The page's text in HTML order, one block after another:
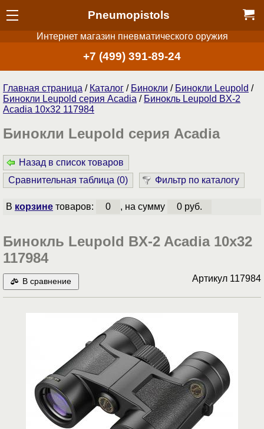
Pneumopistols
Интернет магазин пневматического оружия
+7 (499) 391-89-24
Главная страница / Каталог / Бинокли / Бинокли Leupold /
Бинокли Leupold серия Acadia / Бинокль Leupold BX-2
Acadia 10x32 117984
Бинокли Leupold серия Acadia
Назад в список товаров
Сравнительная таблица (0) Фильтр по каталогу
В корзинетоваров: 0 , на сумму 0 руб.
Бинокль Leupold BX-2 Acadia 10x32
117984
В сравнение Артикул 117984